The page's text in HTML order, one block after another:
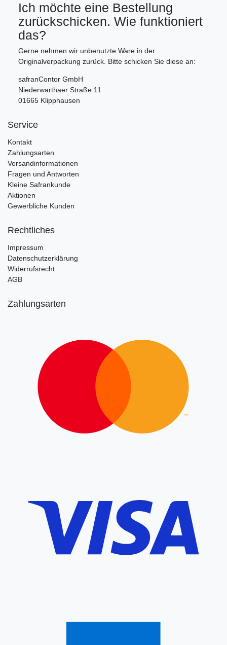
Ich möchte eine Bestellung
zurückschicken. Wie funktioniert
das?
Gerne nehmen wir unbenutzte Ware in der
Originalverpackung zurück. Bitte schicken Sie diese an:
safranContor GmbH
Niederwarthaer Straße 11
01665 Klipphausen
Service
Kontakt
Zahlungsarten
Versandinformationen
Fragen und Antworten
Kleine Safrankunde
Aktionen
Gewerbliche Kunden
Rechtliches
Impressum
Datenschutzerklärung
Widerrufsrecht
AGB
Zahlungsarten